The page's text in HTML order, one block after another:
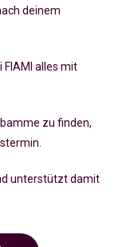
deinem
FIAMI alles mit
zu finden,
unterstützt damit